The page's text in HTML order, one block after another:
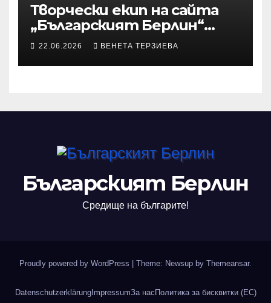
Творчески екип на сайта
„Българският Берлин“
участва с произведения в
оживява“
22.06.2026 ВЕНЕТА ТЕРЗИЕВА
Българският Берлин
Средище на българите!
Proudly powered by WordPress | Theme: Newsup by Themeansar.
DatenschutzerklärungImpressumЗа нас Политика за бисквитки (ЕС)